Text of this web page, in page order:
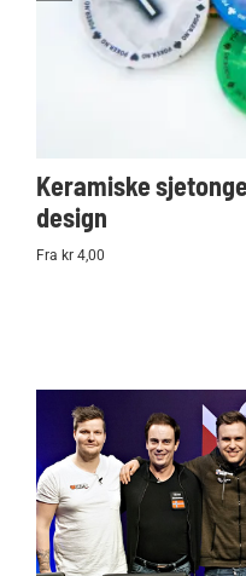
Keramiske
design
Fra kr 4,00